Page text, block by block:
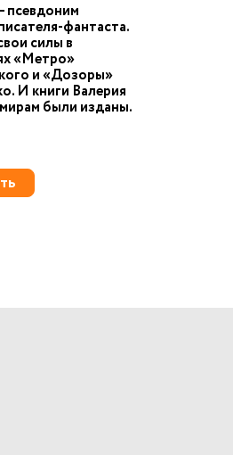
псевдоним
фантаста.
силы в
«Метро»
и «Дозоры»
И книги Валерия
были изданы.